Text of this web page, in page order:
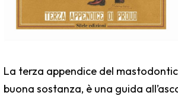
La terza appendice del
buona sostanza, è una guida